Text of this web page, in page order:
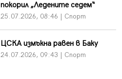
покорил „Ледените седем“
25.07.2026, 08:46 | Спорт
ЦСКА измъкна равен в Баку
24.07.2026, 09:43 | Спорт